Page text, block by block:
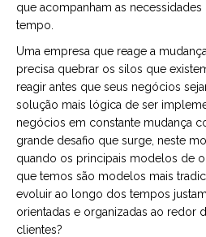
que acompanham as
tempo.
Uma empresa que reage a
precisa quebrar os silos que
reagir antes que seus negócios
solução mais lógica de ser
negócios em constante mudança
grande desafio que surge, neste
quando os principais modelos de
que temos são modelos mais
evoluir ao longo dos tempos
orientadas e organizadas ao redor
clientes?